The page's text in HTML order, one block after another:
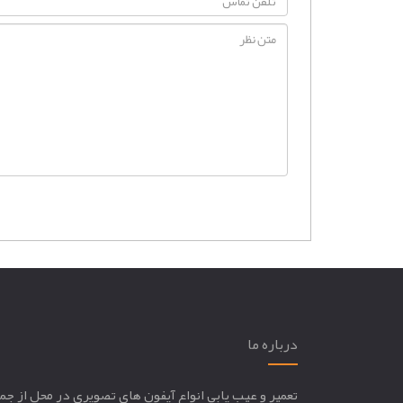
درباره ما
تعمير و عيب يابي انواع آيفون هاي تصويري در محل از